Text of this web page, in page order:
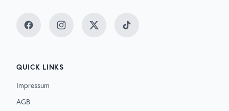
FacebookInstagramTwitter TikTok
QUICK LINKS
Impressum
AGB